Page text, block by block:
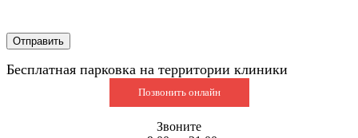
Бесплатная парковка на территории клиники
Позвонить онлайн
Звоните